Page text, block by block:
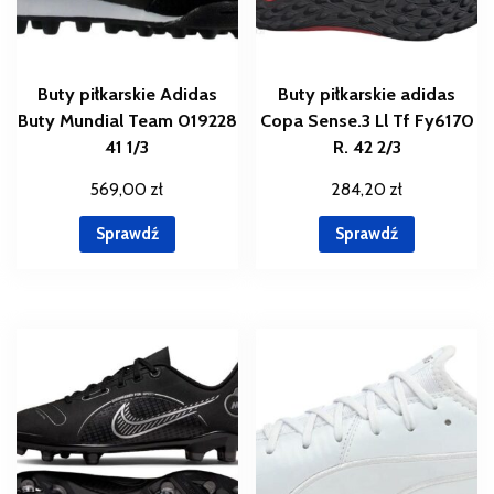
Buty piłkarskie Adidas
Buty Mundial Team 019228
41 1/3
569,00 zł
Sprawdź
Buty piłkarskie adidas
Copa Sense.3 Ll Tf Fy6170
R. 42 2/3
284,20 zł
Sprawdź